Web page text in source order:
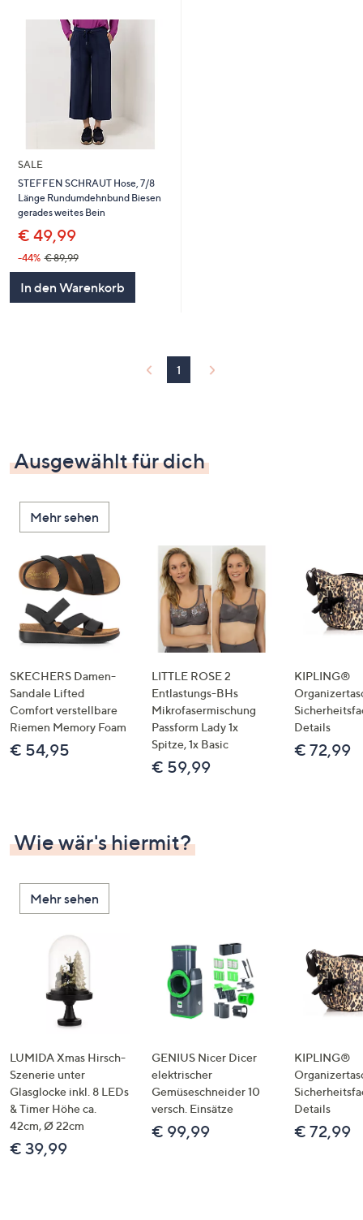
SALE
STEFFEN SCHRAUT Hose, 7/8
Länge Rundumdehnbund Biesen
gerades weites Bein
€ 49,99
-44% € 89,99
In den Warenkorb
1
Ausgewählt für dich
Mehr sehen
SKECHERS Damen-
Sandale Lifted
Comfort verstellbare
Riemen Memory Foam
€ 54,95
LITTLE ROSE 2
Entlastungs-BHs
Mikrofasermischung
Passform Lady 1x
Spitze, 1x Basic
€ 59,99
KIPLING®
Details
€ 72,99
Wie wär's hiermit?
Mehr sehen
LUMIDA Xmas Hirsch-
Szenerie unter
Glasglocke inkl. 8 LEDs
& Timer Höhe ca.
42cm, Ø 22cm
€ 39,99
GENIUS Nicer Dicer
elektrischer
Gemüseschneider 10
versch. Einsätze
€ 99,99
KIPLING®
Details
€ 72,99